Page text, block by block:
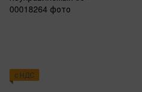
с НДС